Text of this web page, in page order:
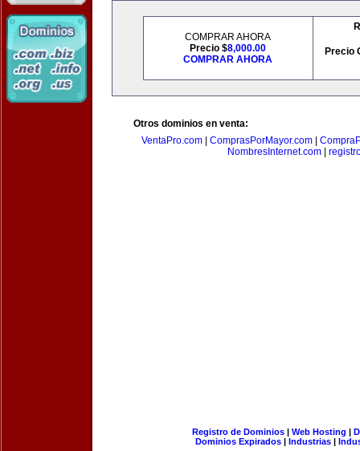
COMPRAR AHORA
Precio $8,000.00
COMPRAR AHORA
Precio
Otros dominios en venta:
VentaPro.com| ComprasPorMayor.com|
NombresInternet.com
Registro de Dominios| Web Hosting |
Dominios Expirados | Industrias |